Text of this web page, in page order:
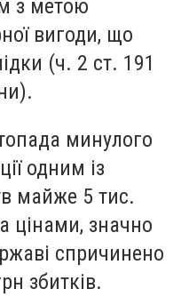
з метою
вигоди, що
(ч. 2 ст. 191
минулого
одним із
майже 5 тис.
цінами, значно
спричинено
збитків.